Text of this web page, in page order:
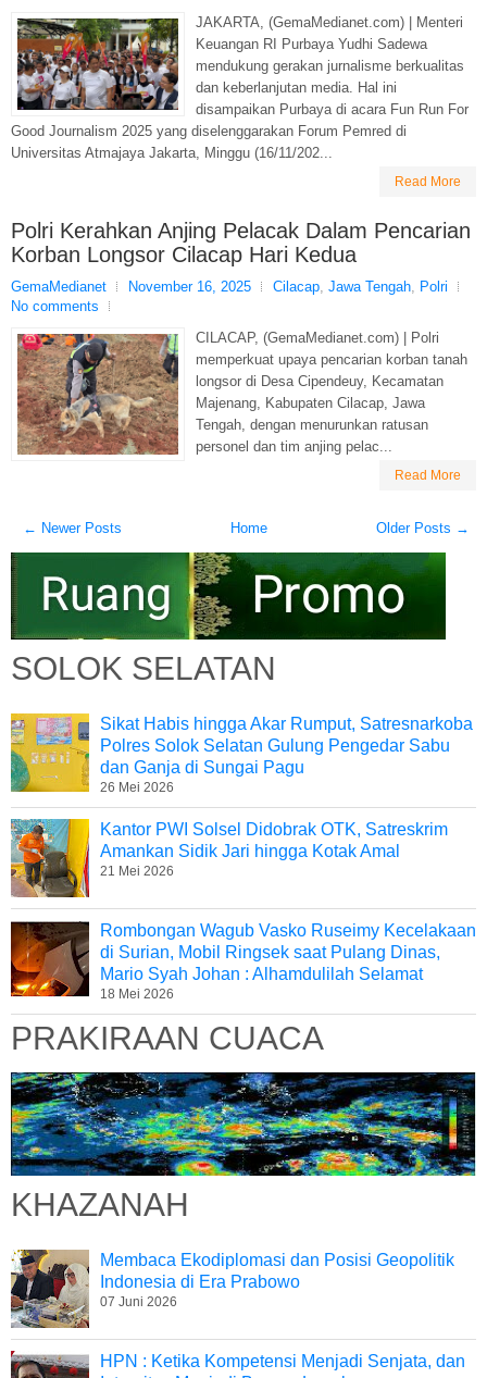
JAKARTA, (GemaMedianet.com) | Menteri
Keuangan RI Purbaya Yudhi Sadewa
mendukung gerakan jurnalisme berkualitas
dan keberlanjutan media. Hal ini
disampaikan Purbaya di acara Fun Run For
Good Journalism 2025 yang diselenggarakan Forum Pemred di
Universitas Atmajaya Jakarta, Minggu (16/11/202...
Read More
Polri Kerahkan Anjing Pelacak Dalam Pencarian
Korban Longsor Cilacap Hari Kedua
GemaMedianet November 16, 2025 Cilacap Jawa Tengah Polri
No comments
CILACAP, (GemaMedianet.com) | Polri
memperkuat upaya pencarian korban tanah
longsor di Desa Cipendeuy, Kecamatan
Majenang, Kabupaten Cilacap, Jawa
Tengah, dengan menurunkan ratusan
personel dan tim anjing pelac...
Read More
← Newer Posts Older Posts →
Home
SOLOK SELATAN
Sikat Habis hingga Akar Rumput, Satresnarkoba
Polres Solok Selatan Gulung Pengedar Sabu
dan Ganja di Sungai Pagu
26 Mei 2026
Kantor PWI Solsel Didobrak OTK, Satreskrim
Amankan Sidik Jari hingga Kotak Amal
21 Mei 2026
Rombongan Wagub Vasko Ruseimy Kecelakaan
di Surian, Mobil Ringsek saat Pulang Dinas,
Mario Syah Johan : Alhamdulilah Selamat
18 Mei 2026
PRAKIRAAN CUACA
KHAZANAH
Membaca Ekodiplomasi dan Posisi Geopolitik
Indonesia di Era Prabowo
07 Juni 2026
HPN : Ketika Kompetensi Menjadi Senjata, dan